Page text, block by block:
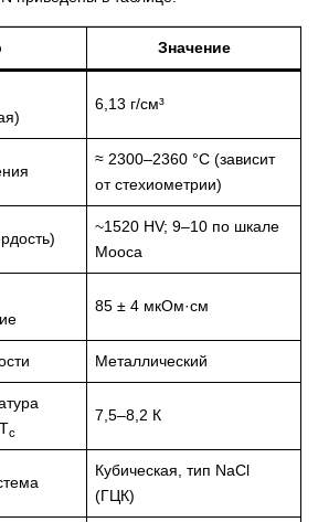
Значение
6,13 г/см³
≈ 2300–2360 °С (зависит
от стехиометрии)
~1520 HV; 9–10 по шкале
Мооса
85 ± 4 мкОм·см
Металлический
c
7,5–8,2 К
Кубическая, тип NaCl
(ГЦК)